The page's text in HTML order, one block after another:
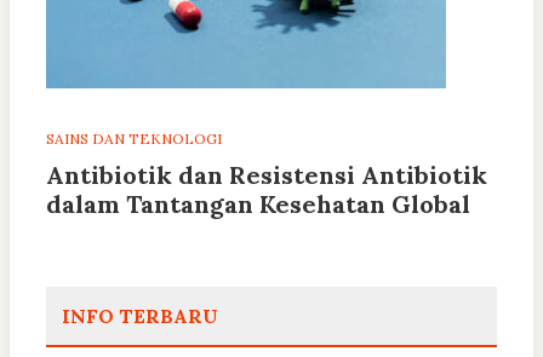
SAINS DAN TEKNOLOGI
Antibiotik dan Resistensi Antibiotik
dalam Tantangan Kesehatan Global
INFO TERBARU